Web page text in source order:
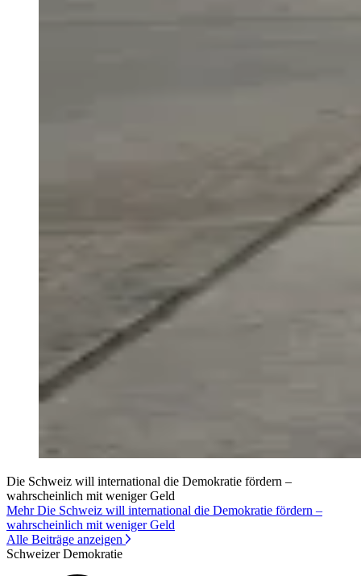
Die Schweiz will international die Demokratie fördern –
wahrscheinlich mit weniger Geld
Mehr Die Schweiz will international die Demokratie fördern –
wahrscheinlich mit weniger Geld
Alle Beiträge anzeigen
Schweizer Demokratie